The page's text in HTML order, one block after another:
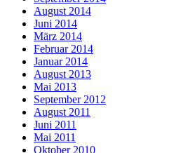
August 2014
Juni 2014
März 2014
Februar 2014
Januar 2014
August 2013
Mai 2013
September 2012
August 2011
Juni 2011
Mai 2011
Oktober 2010